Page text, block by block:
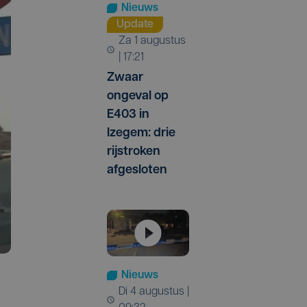
Nieuws
Update
za 1 augustus
| 17:21
Zwaar
ongeval op
E403 in
Izegem: drie
rijstroken
afgesloten
Nieuws
di 4 augustus |